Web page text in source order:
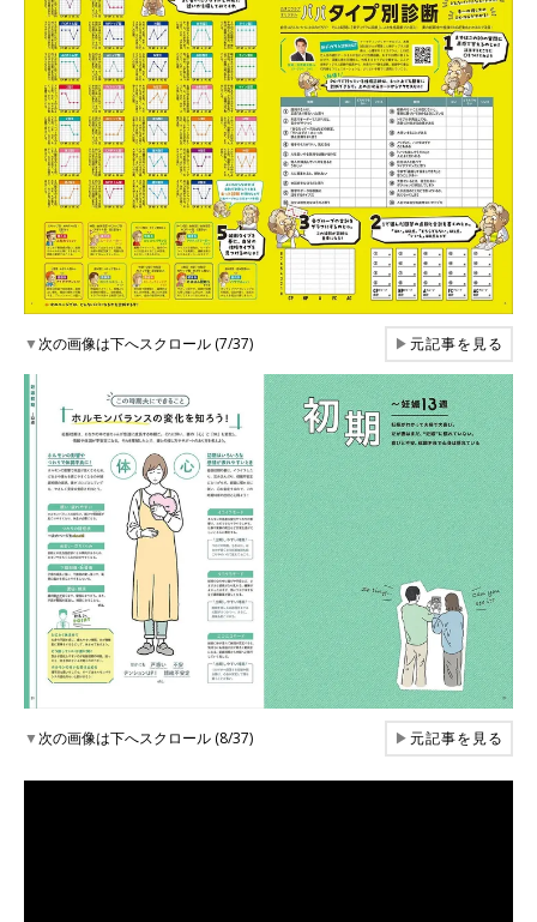
▼次の画像は下へスクロール (7/37) ▶元記事を見る
▼次の画像は下へスクロール (8/37) ▶元記事を見る